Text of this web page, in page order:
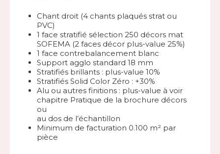
Chant droit (4 chants plaqués strat ou
PVC)
1 face stratifié sélection 250 décors mat
SOFEMA (2 faces décor plus-value 25%)
1 face contrebalancement blanc
Support agglo standard 18 mm
Stratifiés brillants : plus-value 10%
Stratifiés Solid Color Zéro : +30%
Alu ou autres finitions : plus-value à voir
chapitre Pratique de la brochure décors
ou
au dos de l’échantillon
Minimum de facturation 0.100 m² par
pièce